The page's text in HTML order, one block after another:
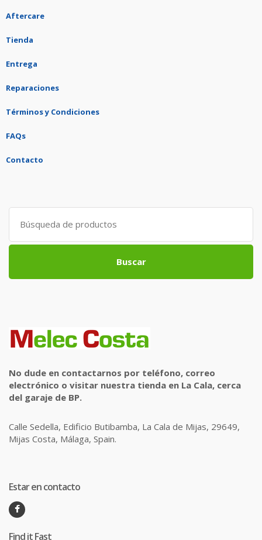
Aftercare
Tienda
Entrega
Reparaciones
Términos y Condiciones
FAQs
Contacto
Search
for:
Buscar
No dude en contactarnos por teléfono, correo
electrónico o visitar nuestra tienda en La Cala, cerca
del garaje de BP.
Calle Sedella, Edificio Butibamba, La Cala de Mijas, 29649,
Mijas Costa, Málaga, Spain.
Estar en contacto
Find it Fast